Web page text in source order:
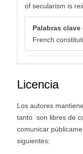
of secularism is
Palabras clave
French
Licencia
Los autores
tanto son libres de
comunicar
siguientes: